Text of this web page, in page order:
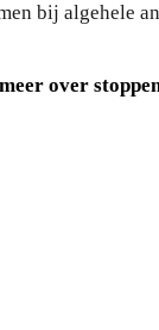
bij algehele
over